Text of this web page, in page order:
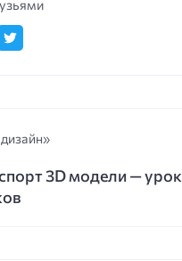
3D модели — урок